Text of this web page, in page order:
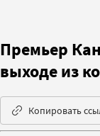
Премьер
выходе из
Копировать